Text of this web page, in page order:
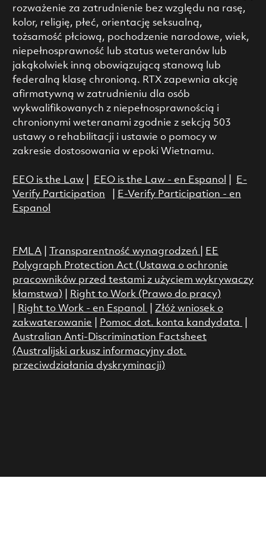
rozważenie za zatrudnienie bez względu na rasę,
kolor, religię, płeć, orientację seksualną,
tożsamość płciową, pochodzenie narodowe, wiek,
niepełnosprawność lub status weteranów lub
jakąkolwiek inną obowiązującą stanową lub
federalną klasę chronioną. RTX zapewnia akcję
afirmatywną w zatrudnieniu dla osób
wykwalifikowanych z niepełnosprawnością i
chronionymi weteranami zgodnie z sekcją 503
ustawy o rehabilitacji i ustawie o pomocy w
zakresie dostosowania w epoki Wietnamu.
EEO is the Law| EEO is the Law - en Espanol
E-
Verify Participation
E-Verify Participation - en
Espanol
FMLA| Transparentność wynagrodzeń
EE
Polygraph Protection Act (Ustawa o ochronie
pracowników przed testami z użyciem wykrywaczy
kłamstwa)
Right to Work (Prawo do pracy)
Right to Work - en Espanol
Złóż wniosek o
zakwaterowanie
Pomoc dot. konta kandydata
Australian Anti-Discrimination Factsheet
(Australijski arkusz informacyjny dot.
przeciwdziałania dyskryminacji)